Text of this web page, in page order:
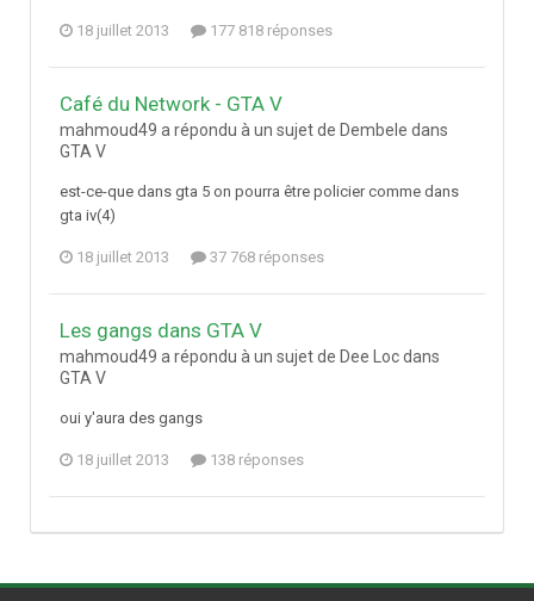
18 juillet 2013 177 818 réponses
Café du Network - GTA V
mahmoud49 a répondu à un sujet de Dembele dans
GTA V
est-ce-que dans gta 5 on pourra être policier comme dans
gta iv(4)
18 juillet 2013 37 768 réponses
Les gangs dans GTA V
mahmoud49 a répondu à un sujet de Dee Loc dans
GTA V
oui y'aura des gangs
18 juillet 2013 138 réponses